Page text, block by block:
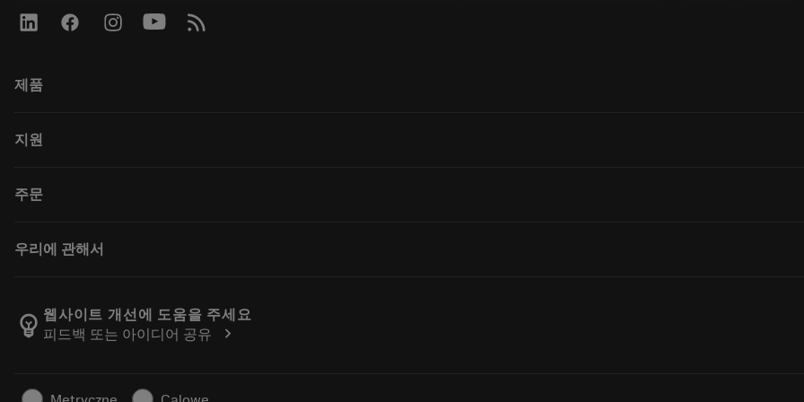
제품
모든 소프트웨어
재연마
지원
유통업체 및 전문업체
계산기 및 앱
주문
주문
주문 추적하기
견적을 작성하세요
우리에 관해서
Manufacturing Wellness
경력
기사
emoji_objects 웹사이트 개선에 도움을 주세요
피드백 또는 아이디어 공유
chevron_right